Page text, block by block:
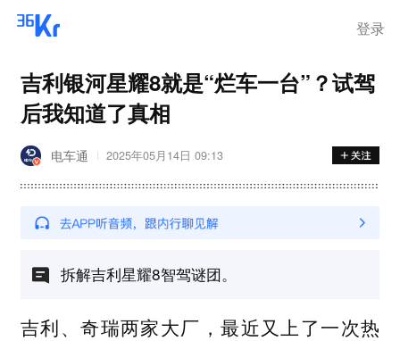
登录
吉利银河星耀8就是“烂车一台”？试驾
后我知道了真相
电车通 2025年05月14日 09:13
拆解吉利星耀8智驾谜团。
吉利、奇瑞两家大厂，最近又上了一次热